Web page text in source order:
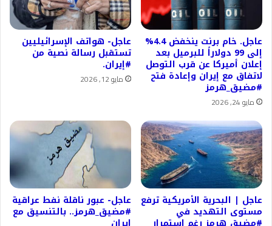
عاجل. خام برنت ينخفض 4.4%
إلى 99 دولاراً للبرميل بعد
إعلان أميركا عن قرب التوصل
لاتفاق مع إيران وإعادة فتح
#مضيق_هرمز
مايو 24, 2026
عاجل- هواتف الإسرائيليين
تستقبل رسالة نصية من
#إيران.
مايو 12, 2026
عاجل | البحرية الأمريكية ترفع
مستوى التهديد في
عاجل- عبور ناقلة نفط عراقية
#مضيق_هرمز.. بالتنسيق مع